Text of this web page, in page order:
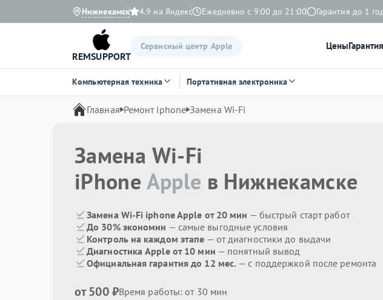
Нижнекамск 4.9 на Яндекс Ежедневно с 9:00 до 21:00 Гарантия до 1
REMSUPPORT
Сервисный центр Apple ЦеныГарантия
Компьютерная техника Портативная электроника
Главная Ремонт iphone Замена Wi-Fi
Замена Wi-Fi
iPhone Apple в Нижнекамске
Замена Wi-Fi iphone Apple от 20 мин — быстрый старт работ
До 30% экономии — самые выгодные условия
Контроль на каждом этапе — от диагностики до выдачи
Диагностика Apple от 10 мин — понятный вывод
Официальная гарантия до 12 мес. — с поддержкой после ремонта
от 500 ₽Время работы: от 30 мин